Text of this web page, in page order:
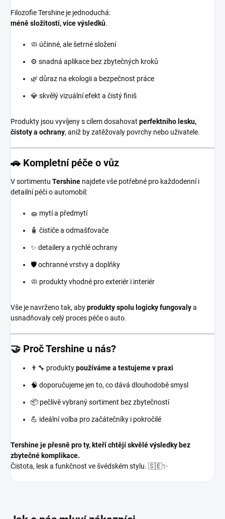
Filozofie Tershine je jednoduchá:
méně složitostí, více výsledků.
🧼 účinné, ale šetrné složení
⚙️ snadná aplikace bez zbytečných kroků
🌿 důraz na ekologii a bezpečnost práce
💎 skvělý vizuální efekt a čistý finiš
Produkty jsou vyvíjeny s cílem dosahovat perfektního lesku,
čistoty a ochrany, aniž by zatěžovaly povrchy nebo uživatele.
🚗 Kompletní péče o vůz
V sortimentu Tershine najdete vše potřebné pro každodenní i
detailní péči o automobil:
🧽 mytí a předmytí
🧴 čističe a odmašťovače
✨ detailery a rychlé ochrany
🛡️ ochranné vrstvy a doplňky
🧼 produkty vhodné pro exteriér i interiér
Vše je navrženo tak, abyprodukty spolu logicky fungovalya
usnadňovaly celý proces péče o auto.
🤝 Proč Tershine u nás?
👨‍🔧 produktypoužíváme a testujeme v praxi
🧠 doporučujeme jen to, co dává dlouhodobě smysl
📦 pečlivě vybraný sortiment bez zbytečností
💪 ideální volba pro začátečníky i pokročilé
Tershine je přesně pro ty, kteří chtějí skvělé výsledky bez
zbytečné komplikace.
Čistota, lesk a funkčnost ve švédském stylu. 🇸🇪✨